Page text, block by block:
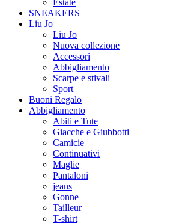
Estate
SNEAKERS
Liu Jo
Liu Jo
Nuova collezione
Accessori
Abbigliamento
Scarpe e stivali
Sport
Buoni Regalo
Abbigliamento
Abiti e Tute
Giacche e Giubbotti
Camicie
Continuativi
Maglie
Pantaloni
jeans
Gonne
Tailleur
T-shirt